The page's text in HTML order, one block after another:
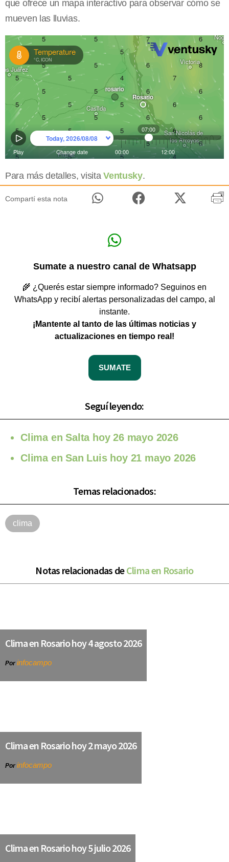
que ofrece un mapa interactivo para observar cómo se
mueven las lluvias.
Para más detalles, visitaVentusky.
Compartí esta nota
Sumate a nuestro canal de Whatsapp
🌾 ¿Querés estar siempre informado? Seguinos en
WhatsApp y recibí alertas personalizadas del campo, al
instante.
¡Mantente al tanto de las últimas noticias y
actualizaciones en tiempo real!
SUMATE
Seguí leyendo:
Clima en Salta hoy 26 mayo 2026
Clima en San Luis hoy 21 mayo 2026
Temas relacionados:
clima
Notas relacionadas deClima en Rosario
Clima en Rosario hoy 4 agosto 2026
Por infocampo
Clima en Rosario hoy 2 mayo 2026
Por infocampo
Clima en Rosario hoy 5 julio 2026